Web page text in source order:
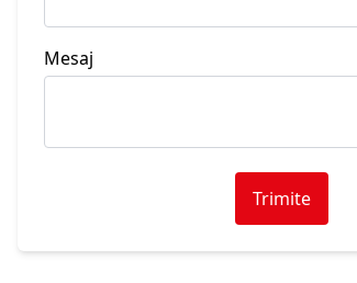
Mesaj
Trimite